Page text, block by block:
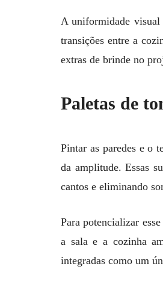
A uniformidade visual
transições entre a
extras de brinde no
Paletas de
Pintar as paredes e o
da amplitude. Essas
cantos e eliminando
Para potencializar
a sala e a cozinha
integradas como um